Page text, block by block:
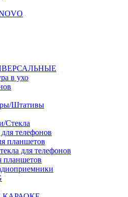
в ухо
Штативы
Стекла
телефонов
планшетов
для телефонов
планшетов